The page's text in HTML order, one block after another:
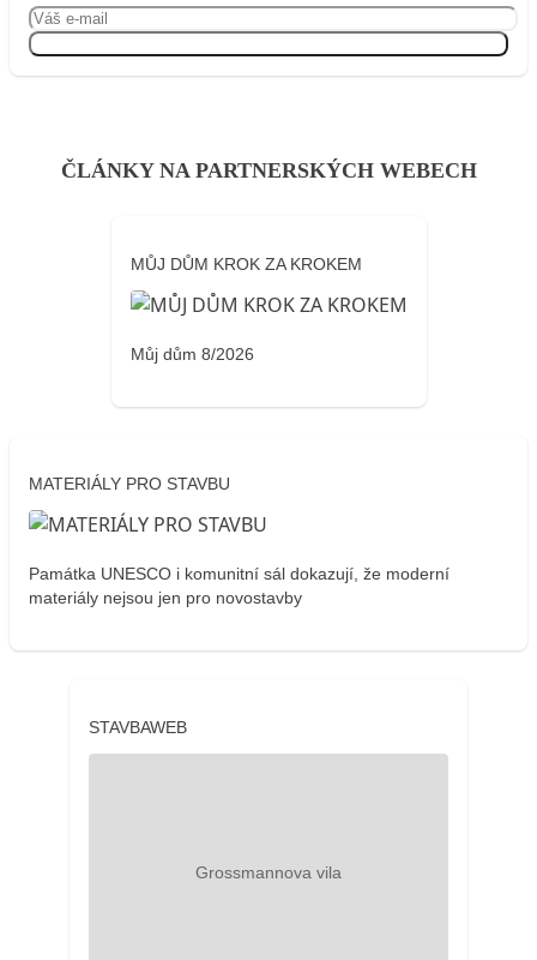
ČLÁNKY NA PARTNERSKÝCH WEBECH
MŮJ DŮM KROK ZA KROKEM
Můj dům 8/2026
MATERIÁLY PRO STAVBU
Památka UNESCO i komunitní sál dokazují, že moderní
materiály nejsou jen pro novostavby
STAVBAWEB